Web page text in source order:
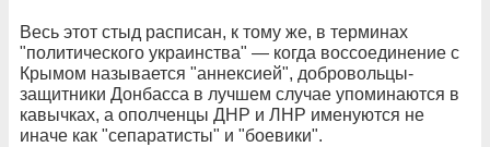
Весь этот стыд расписан, к тому же, в терминах
"политического украинства" — когда воссоединение с
Крымом называется "аннексией", добровольцы-
защитники Донбасса в лучшем случае упоминаются в
кавычках, а ополченцы ДНР и ЛНР именуются не
иначе как "сепаратисты" и "боевики".